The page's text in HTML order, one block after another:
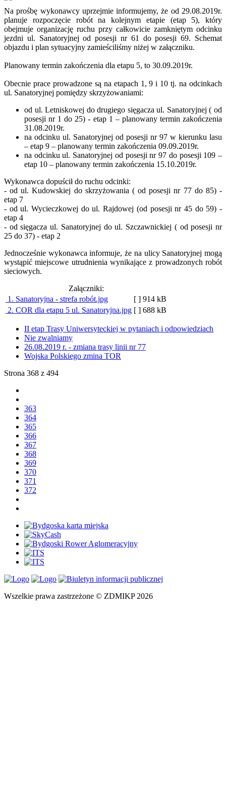
Na prośbę wykonawcy uprzejmie informujemy, że od 29.08.2019r.
planuje rozpoczęcie robót na kolejnym etapie (etap 5), który
obejmuje organizację ruchu przy całkowicie zamkniętym odcinku
jezdni ul. Sanatoryjnej od posesji nr 61 do posesji 69. Schemat
objazdu i plan sytuacyjny zamieściliśmy niżej w załączniku.
Planowany termin zakończenia dla etapu 5, to 30.09.2019r.
Obecnie prace prowadzone są na etapach 1, 9 i 10 tj. na odcinkach
ul. Sanatoryjnej pomiędzy skrzyżowaniami:
od ul. Letniskowej do drugiego sięgacza ul. Sanatoryjnej ( od
posesji nr 1 do 25) - etap 1 – planowany termin zakończenia
31.08.2019r.
na odcinku ul. Sanatoryjnej od posesji nr 97 w kierunku lasu
– etap 9 – planowany termin zakończenia 09.09.2019r.
na odcinku ul. Sanatoryjnej od posesji nr 97 do posesji 109 –
etap 10 – planowany termin zakończenia 15.10.2019r.
Wykonawca dopuścił do ruchu odcinki:
- od ul. Kudowskiej do skrzyżowania ( od posesji nr 77 do 85) -
etap 7
- od ul. Wycieczkowej do ul. Rajdowej (od posesji nr 45 do 59) -
etap 4
- od sięgacza ul. Sanatoryjnej do ul. Szczawnickiej ( od posesji nr
25 do 37) - etap 2
Jednocześnie wykonawca informuje, że na ulicy Sanatoryjnej mogą
wystąpić miejscowe utrudnienia wynikające z prowadzonych robót
sieciowych.
Załączniki:
1. Sanatoryjna - strefa robót.jpg
[ ] 914 kB
2. COR dla etapu 5 ul. Sanatoryjna.jpg [ ] 688 kB
II etap Trasy Uniwersyteckiej w pytaniach i odpowiedziach
Nie zwalniamy
26.08.2019 r. - zmiana trasy linii nr 77
Wojska Polskiego zmina TOR
Strona 368 z 494
363
364
365
366
367
368
369
370
371
372
Wszelkie prawa zastrzeżone © ZDMIKP 2026